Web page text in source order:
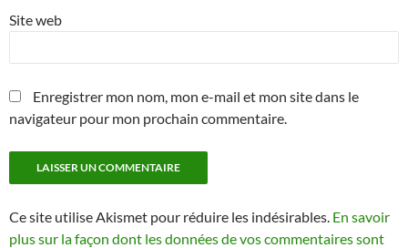
Site web
Enregistrer mon nom, mon e-mail et mon site dans le
navigateur pour mon prochain commentaire.
Ce site utilise Akismet pour réduire les indésirables. En savoir
plus sur la façon dont les données de vos commentaires sont